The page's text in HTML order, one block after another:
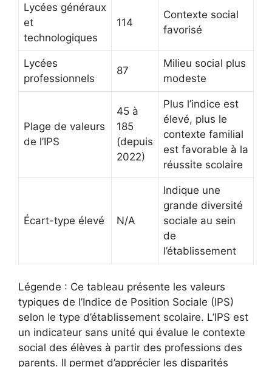
Lycées généraux
et
technologiques
114
Contexte social
favorisé
Lycées
professionnels
87
Milieu social plus
modeste
Plage de valeurs
de l’IPS
45 à
185
(depuis
2022)
Plus l’indice est
élevé, plus le
contexte familial
est favorable à la
réussite scolaire
Écart-type élevé N/A
Indique une
grande diversité
sociale au sein
de
l’établissement
Légende : Ce tableau présente les valeurs
typiques de l’Indice de Position Sociale (IPS)
selon le type d’établissement scolaire. L’IPS est
un indicateur sans unité qui évalue le contexte
social des élèves à partir des professions des
parents. Il permet d’apprécier les disparités